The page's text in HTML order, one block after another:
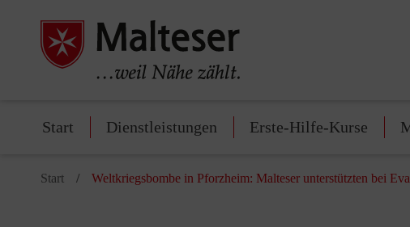
Start Dienstleistungen Erste-Hilfe-Kurse
Start Weltkriegsbombe in Pforzheim: Malteser unterstützten bei